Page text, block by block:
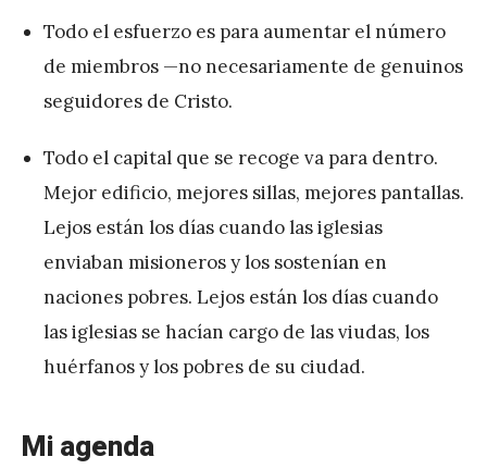
Todo el esfuerzo es para aumentar el número
de miembros —no necesariamente de genuinos
seguidores de Cristo.
Todo el capital que se recoge va para dentro.
Mejor edificio, mejores sillas, mejores pantallas.
Lejos están los días cuando las iglesias
enviaban misioneros y los sostenían en
naciones pobres. Lejos están los días cuando
las iglesias se hacían cargo de las viudas, los
huérfanos y los pobres de su ciudad.
Mi agenda